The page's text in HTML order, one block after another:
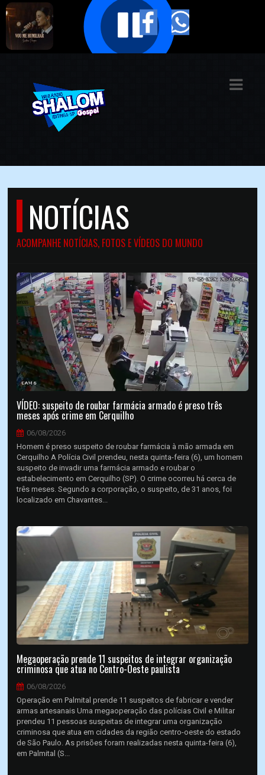
NOTÍCIAS
ACOMPANHE NOTÍCIAS, FOTOS E VÍDEOS DO MUNDO
VÍDEO: suspeito de roubar farmácia armado é preso três
meses após crime em Cerquilho
06/08/2026
Homem é preso suspeito de roubar farmácia à mão armada em
Cerquilho A Polícia Civil prendeu, nesta quinta-feira (6), um homem
suspeito de invadir uma farmácia armado e roubar o
estabelecimento em Cerquilho (SP). O crime ocorreu há cerca de
três meses. Segundo a corporação, o suspeito, de 31 anos, foi
localizado em Chavantes...
Megaoperação prende 11 suspeitos de integrar organização
criminosa que atua no Centro-Oeste paulista
06/08/2026
Operação em Palmital prende 11 suspeitos de fabricar e vender
armas artesanais Uma megaoperação das polícias Civil e Militar
prendeu 11 pessoas suspeitas de integrar uma organização
criminosa que atua em cidades da região centro-oeste do estado
de São Paulo. As prisões foram realizadas nesta quinta-feira (6),
em Palmital (S...